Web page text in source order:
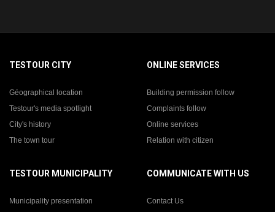
TESTOUR CITY
Géographical location
Testour's media spotlight
City's history
The town tour
ONLINE SERVICES
Building permission follow
Complaints follow
Online services
Relation with citizen
TESTOUR MUNICIPALITY
Municipality presentation
COMMUNICATE WITH US
Contact Us